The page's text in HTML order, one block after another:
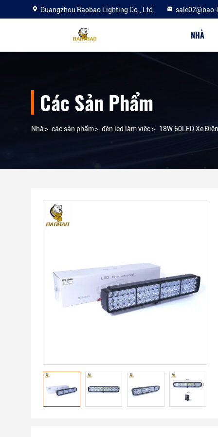
Guangzhou Baobao Lighting Co., Ltd.
NHÀ
Các Sản Phẩm
Nhà > các sản phẩm> đèn led làm việc> 18W 60LED Xe